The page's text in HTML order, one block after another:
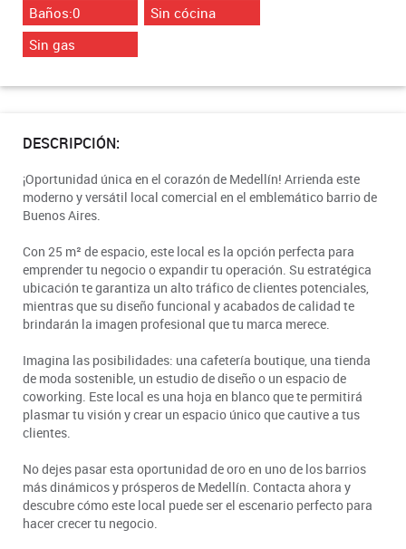
Baños:0
Sin cócina
Sin gas
DESCRIPCIÓN:
¡Oportunidad única en el corazón de Medellín! Arrienda este
moderno y versátil local comercial en el emblemático barrio de
Buenos Aires.
Con 25 m² de espacio, este local es la opción perfecta para
emprender tu negocio o expandir tu operación. Su estratégica
ubicación te garantiza un alto tráfico de clientes potenciales,
mientras que su diseño funcional y acabados de calidad te
brindarán la imagen profesional que tu marca merece.
Imagina las posibilidades: una cafetería boutique, una tienda
de moda sostenible, un estudio de diseño o un espacio de
coworking. Este local es una hoja en blanco que te permitirá
plasmar tu visión y crear un espacio único que cautive a tus
clientes.
No dejes pasar esta oportunidad de oro en uno de los barrios
más dinámicos y prósperos de Medellín. Contacta ahora y
descubre cómo este local puede ser el escenario perfecto para
hacer crecer tu negocio.